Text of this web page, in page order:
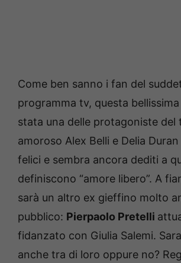
Come ben sanno i fan del
programma tv, questa
stata una delle protagoniste del
amoroso Alex Belli e Delia
felici e sembra ancora dediti a
definiscono “amore libero”. A
sarà un altro ex gieffino molto
pubblico: Pierpaolo Pretelli
fidanzato con Giulia Salemi.
anche tra di loro oppure no?